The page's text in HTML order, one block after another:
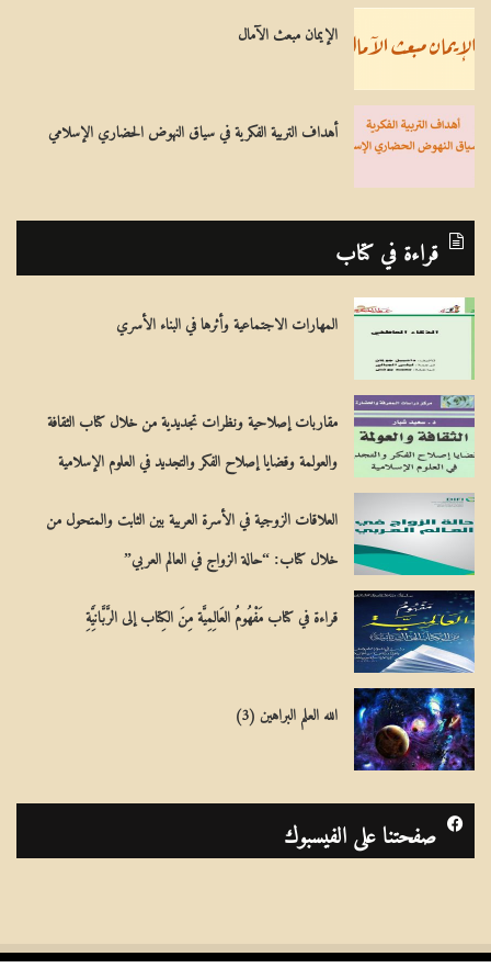
الإيمان مبعث الآمال
أهداف التربية الفكرية في سياق النهوض الحضاري الإسلامي
قراءة في كتاب
المهارات الاجتماعية وأثرها في البناء الأسري
مقاربات إصلاحية ونظرات تجديدية من خلال كتاب الثقافة
والعولمة وقضايا إصلاح الفكر والتجديد في العلوم الإسلامية
العلاقات الزوجية في الأسرة العربية بين الثابت والمتحول من
خلال كتاب: “حالة الزواج في العالم العربي”
قراءة في كتاب مَفْهُومُ العَالِمِيَّة مِنَ الكِتاب إلى الرَّبَّانِيَّةِ
الله العلم البراهين (3)
صفحتنا على الفيسبوك